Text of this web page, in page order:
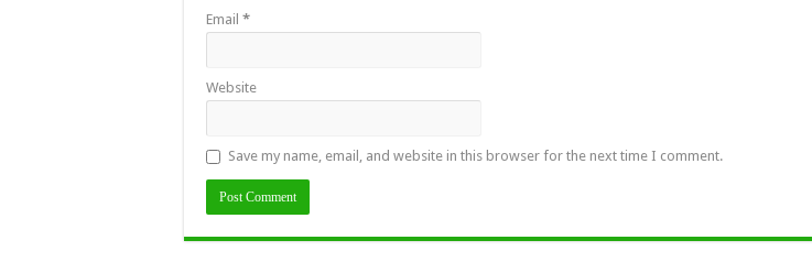
Email *
Website
Save my name, email, and website in this browser for the next time I comment.